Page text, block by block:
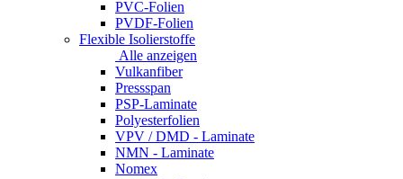
PVC-Folien
PVDF-Folien
Flexible Isolierstoffe
Alle anzeigen
Vulkanfiber
Pressspan
PSP-Laminate
Polyesterfolien
VPV / DMD - Laminate
NMN - Laminate
Nomex